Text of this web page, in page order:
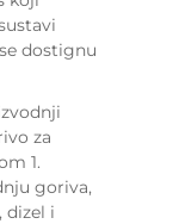
dostignu
za
1.
goriva,
dizel i